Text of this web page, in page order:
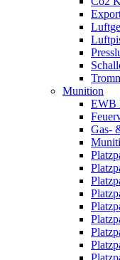
Munition
EWB
Gas-